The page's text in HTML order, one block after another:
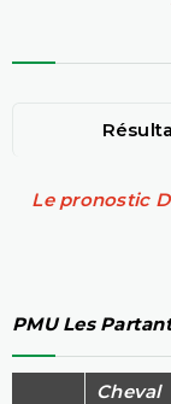
Le pronostic
PMU Les
Cheval